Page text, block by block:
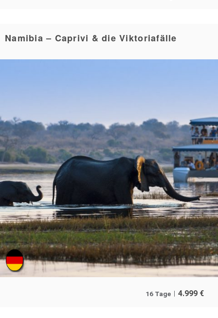
Namibia – Caprivi & die Viktoriafälle
16 Tage 4.999 €